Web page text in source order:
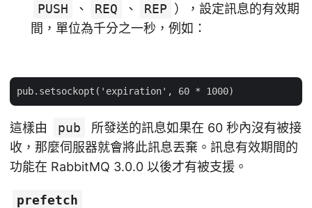
PUSH
、 REQ 、 REP ），設定訊息的有效期
間，單位為千分之一秒，例如：
這樣由 pub
所發送的訊息如果在 60 秒內沒有被接
收，那麼伺服器就會將此訊息丟棄。訊息有效期間的
功能在 RabbitMQ 3.0.0 以後才有被支援。
prefetch